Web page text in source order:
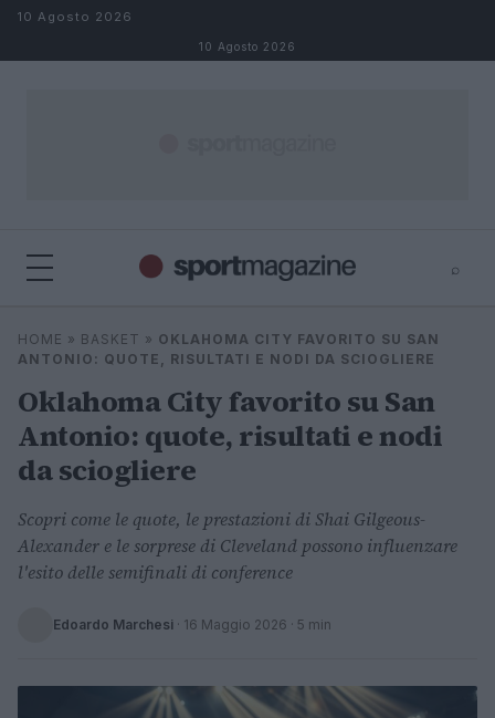
Salta al contenuto
10 Agosto 2026
10 Agosto 2026
⌕
Cerca
⌕
HOME » BASKET » OKLAHOMA CITY FAVORITO SU SAN
ANTONIO: QUOTE, RISULTATI E NODI DA SCIOGLIERE
Oklahoma City favorito su San
Antonio: quote, risultati e nodi
da sciogliere
Scopri come le quote, le prestazioni di Shai Gilgeous-
Alexander e le sorprese di Cleveland possono influenzare
l'esito delle semifinali di conference
Edoardo Marchesi · 16 Maggio 2026 · 5 min